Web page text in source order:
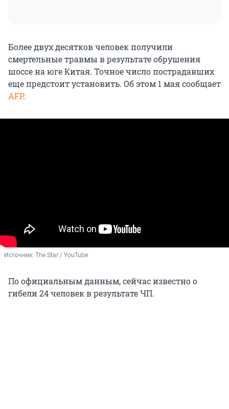
Более двух десятков человек получили
смертельные травмы в результате обрушения
шоссе на юге Китая. Точное число пострадавших
еще предстоит установить. Об этом 1 мая сообщает
AFP.
Источник: The Star / YouTube
По официальным данным, сейчас известно о
гибели 24 человек в результате ЧП.